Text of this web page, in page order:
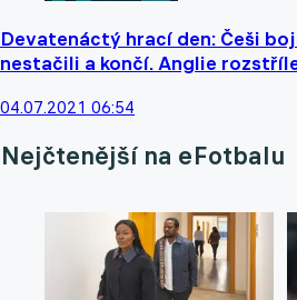
Devatenáctý hrací den: Češi
nestačili a končí. Anglie
04.07.2021 06:54
Nejčtenější na eFotbalu